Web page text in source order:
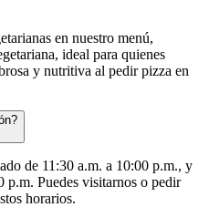
en nuestro menú,
ideal para quienes
y nutritiva al pedir pizza en
de 11:30 a.m. a 10:00 p.m., y
p.m. Puedes visitarnos o pedir
horarios.